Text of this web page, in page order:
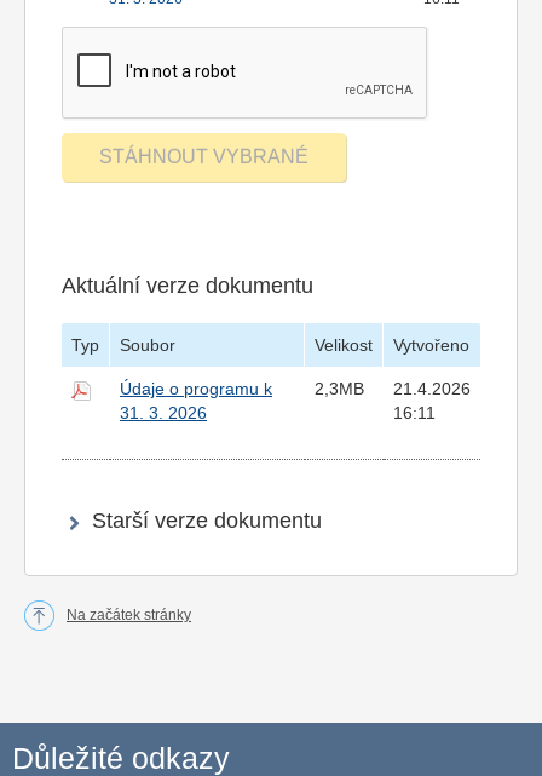
Aktuální verze dokumentu
Typ Soubor Velikost Vytvořeno
Údaje o programu k
31. 3. 2026
2,3MB
21.4.2026
16:11
Starší verze dokumentu
Na začátek stránky
Důležité odkazy